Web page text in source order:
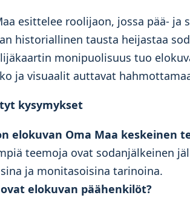
esittelee roolijaon, jossa pää-
historiallinen tausta heijastaa
monipuolisuus tuo
ja visuaalit auttavat
kysymykset
elokuvan Oma Maa keskeinen
teemoja ovat sodanjälkeinen
ja monitasoisina tarinoina.
elokuvan päähenkilöt?